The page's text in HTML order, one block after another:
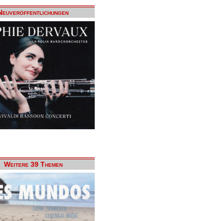
Weitere 39 Themen